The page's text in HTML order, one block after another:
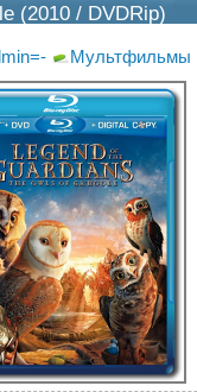
(2010 / DVDRip)
Мультфильмы